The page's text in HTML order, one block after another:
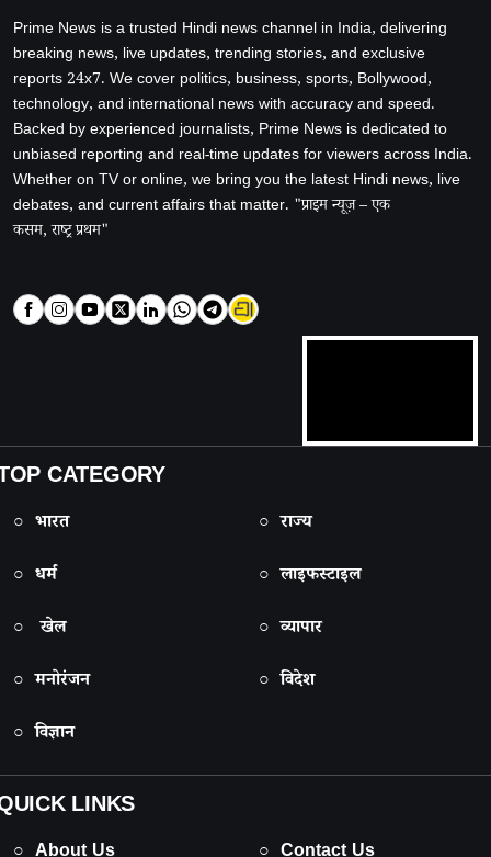
Prime News is a trusted Hindi news channel in India, delivering
breaking news, live updates, trending stories, and exclusive
reports 24x7. We cover politics, business, sports, Bollywood,
technology, and international news with accuracy and speed.
Backed by experienced journalists, Prime News is dedicated to
unbiased reporting and real-time updates for viewers across India.
Whether on TV or online, we bring you the latest Hindi news, live
debates, and current affairs that matter. "प्राइम न्यूज़ – एक
कसम, राष्ट्र प्रथम"
CATEGORY
○ भारत
○ राज्य
○ धर्म
○ लाइफस्टाइल
○ खेल
○ व्यापार
○ मनोरंजन
○ विदेश
○ विज्ञान
LINKS